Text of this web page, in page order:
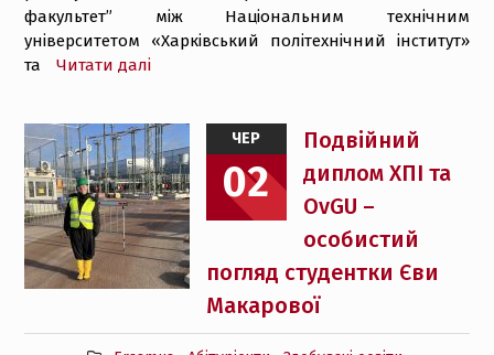
факультет” між Національним технічним
університетом «Харківський політехнічний інститут»
та
Читати далі
ЧЕР
02
Подвійний
диплом ХПІ та
OvGU –
особистий
погляд студентки Єви
Макарової